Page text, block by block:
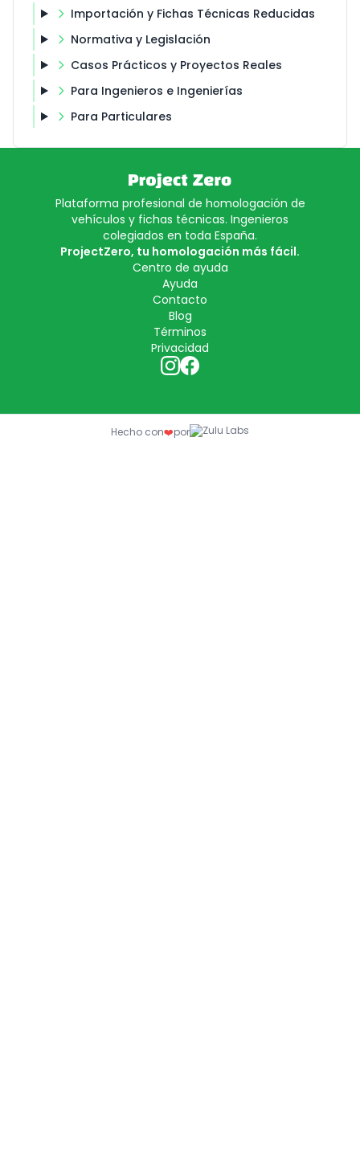
Importación y Fichas Técnicas Reducidas
Normativa y Legislación
Casos Prácticos y Proyectos Reales
Para Ingenieros e Ingenierías
Para Particulares
Plataforma profesional de homologación de
vehículos y fichas técnicas. Ingenieros
colegiados en toda España.
ProjectZero, tu homologación más fácil.
Centro de ayuda
Ayuda
Contacto
Blog
Términos
Privacidad
Hecho con❤️por